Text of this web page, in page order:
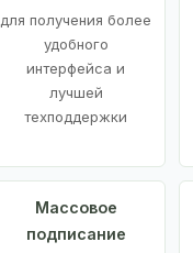
для получения более
удобного
интерфейса и
лучшей
техподдержки
Массовое
подписание